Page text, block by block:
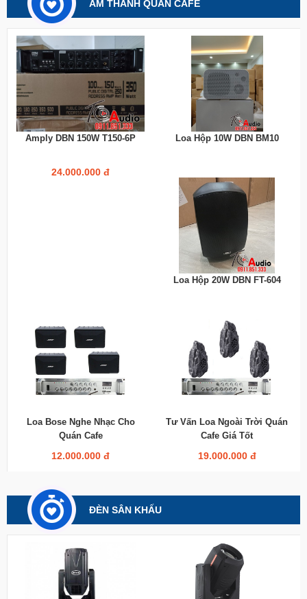
ÂM THANH QUÁN CAFE
Amply DBN 150W T150-6P
24.000.000 đ
Loa Hộp 10W DBN BM10
Loa Hộp 20W DBN FT-604
Loa Bose Nghe Nhạc Cho
Quán Cafe
12.000.000 đ
Tư Vấn Loa Ngoài Trời Quán
Cafe Giá Tốt
19.000.000 đ
ĐÈN SÂN KHẤU